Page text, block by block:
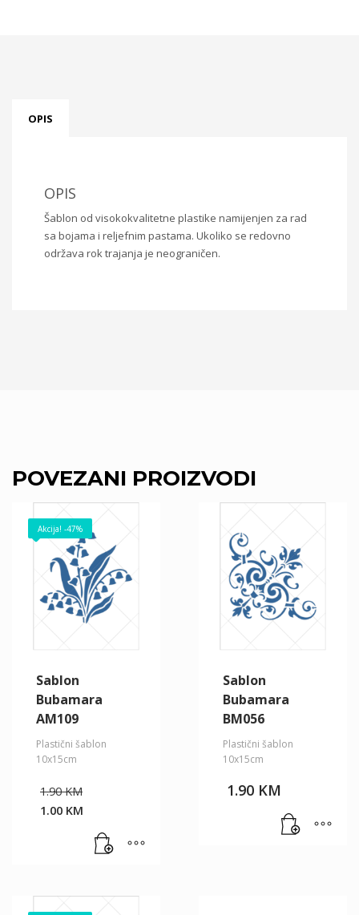
OPIS
OPIS
Šablon od visokokvalitetne plastike namijenjen za rad
sa bojama i reljefnim pastama. Ukoliko se redovno
održava rok trajanja je neograničen.
POVEZANI PROIZVODI
Akcija! -47%
Sablon
Bubamara
AM109
Plastični šablon
10x15cm
1.90KM
1.90 KM.
1.00 KM
Sablon
Bubamara
BM056
Plastični šablon
10x15cm
1.90 KM